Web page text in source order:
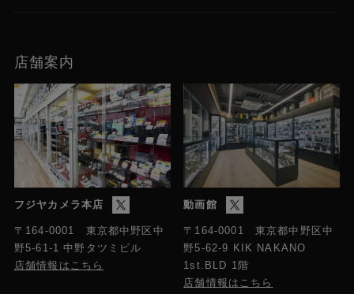
店舗案内
フジヤカメラ本店
〒164-0001 東京都中野区中
野5-61-1 中野タツミビル
店舗情報はこちら
動画館
〒164-0001 東京都中野区中
野5-62-9 KIK NAKANO
1st.BLD 1階
店舗情報はこちら